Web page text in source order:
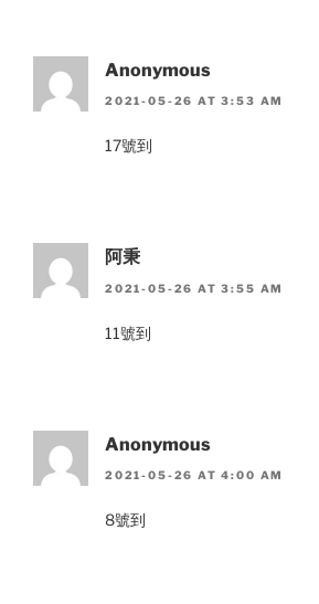
Anonymous
2021-05-26 AT 3:53 AM
17號到
阿秉
2021-05-26 AT 3:55 AM
11號到
Anonymous
2021-05-26 AT 4:00 AM
8號到